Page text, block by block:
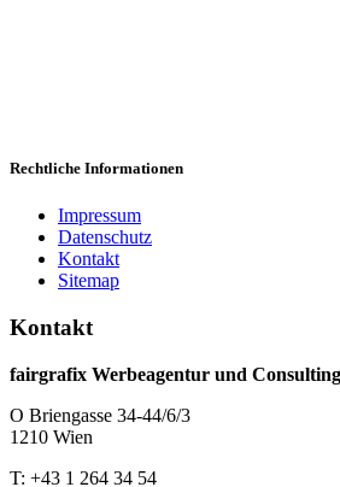
Rechtliche Informationen
Impressum
Datenschutz
Kontakt
Sitemap
Kontakt
fairgrafix Werbeagentur und
O Briengasse 34-44/6/3
1210 Wien
T: +43 1 264 34 54